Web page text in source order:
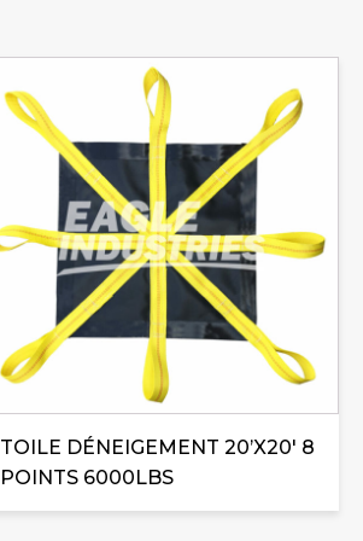
TOILE DÉNEIGEMENT 20’X20′ 8
POINTS 6000LBS